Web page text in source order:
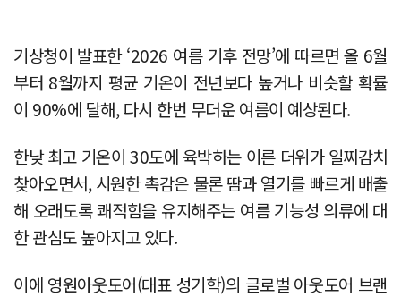
기상청이 발표한 ‘2026 여름 기후 전망’에 따르면 올 6월
부터 8월까지 평균 기온이 전년보다 높거나 비슷할 확률
이 90%에 달해, 다시 한번 무더운 여름이 예상된다.
한낮 최고 기온이 30도에 육박하는 이른 더위가 일찌감치
찾아오면서, 시원한 촉감은 물론 땀과 열기를 빠르게 배출
해 오래도록 쾌적함을 유지해주는 여름 기능성 의류에 대
한 관심도 높아지고 있다.
이에 영원아웃도어(대표 성기학)의 글로벌 아웃도어 브랜